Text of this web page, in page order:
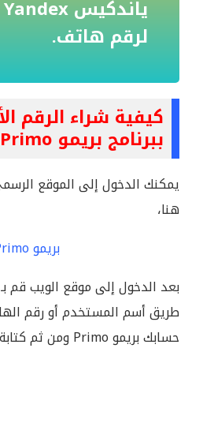
لرقم هاتف.
كيفية شراء الرقم
ببرنامج بريمو Primo :
هنا،
بريمو Primo
بعد الدخول إلى موقع الويب قم
طريق أسم المستخدم أو رقم
حسابك بريمو Primo ومن ثم كتابة الباسورد.